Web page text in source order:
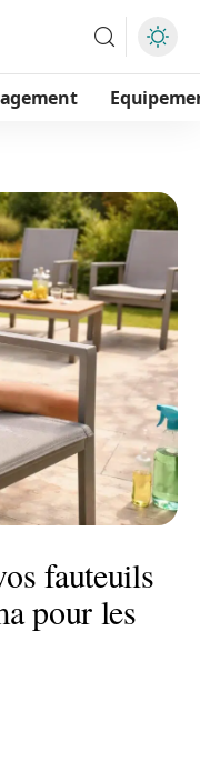
fauteuils
pour les